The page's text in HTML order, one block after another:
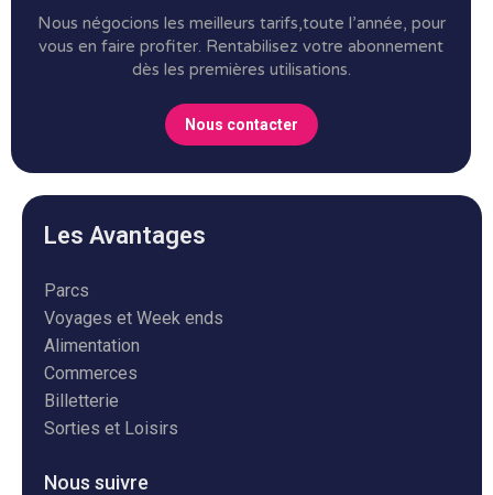
Nous négocions les meilleurs tarifs,toute l’année, pour
vous en faire profiter. Rentabilisez votre abonnement
dès les premières utilisations.
Nous contacter
Les Avantages
Parcs
Voyages et Week ends
Alimentation
Commerces
Billetterie
Sorties et Loisirs
Nous suivre